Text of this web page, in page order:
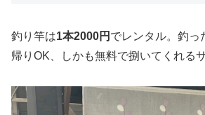
釣り竿は1本2000円 でレンタル。釣っ
帰りOK、しかも無料で捌いてくれる